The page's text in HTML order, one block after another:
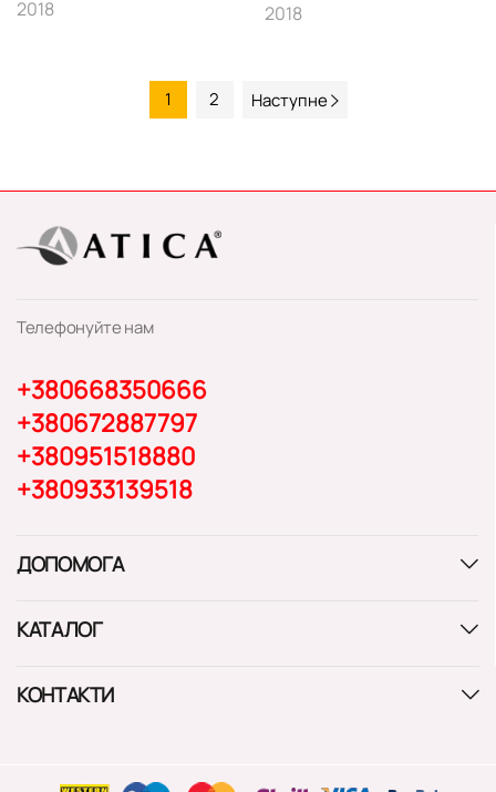
2018
2018
1 2 Наступне
Телефонуйте нам
+380668350666
+380672887797
+380951518880
+380933139518
ДОПОМОГА
КАТАЛОГ
КОНТАКТИ